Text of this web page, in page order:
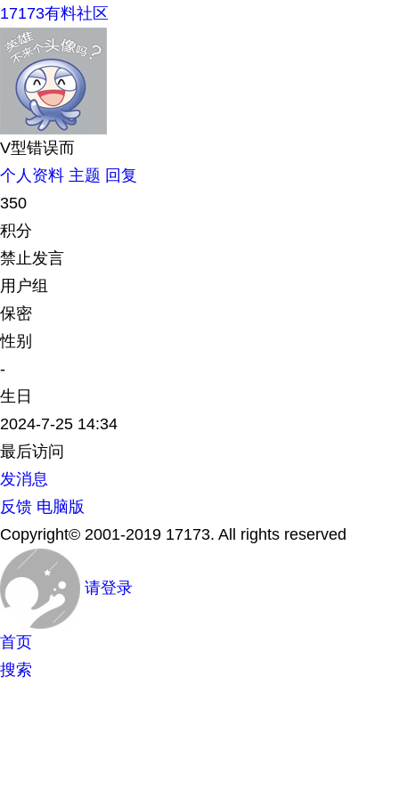
17173有料社区
V型错误而
个人资料 主题 回复
350
积分
禁止发言
用户组
保密
性别
-
生日
2024-7-25 14:34
最后访问
发消息
反馈 电脑版
Copyright© 2001-2019 17173. All rights reserved
请登录
首页
搜索